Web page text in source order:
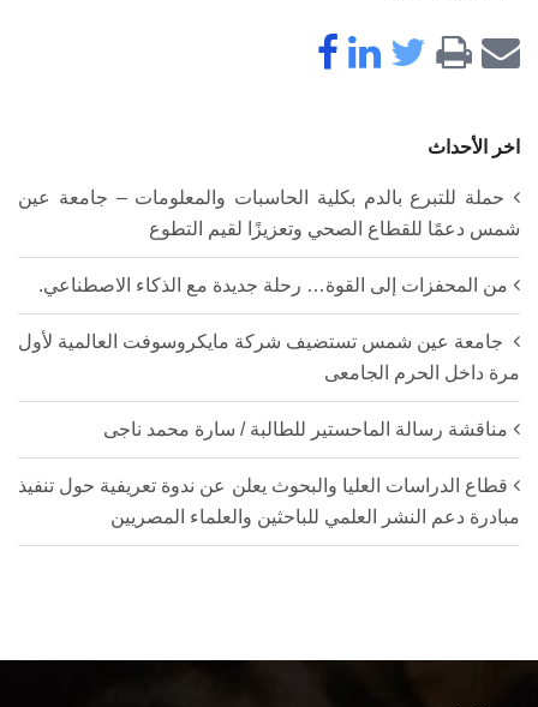
اخر الأحداث
حملة للتبرع بالدم بكلية الحاسبات والمعلومات – جامعة عين
شمس دعمًا للقطاع الصحي وتعزيزًا لقيم التطوع
من المحفزات إلى القوة… رحلة جديدة مع الذكاء الاصطناعي.
جامعة عين شمس تستضيف شركة مايكروسوفت العالمية لأول
مرة داخل الحرم الجامعى
مناقشة رسالة الماحستير للطالبة / سارة محمد ناجى
قطاع الدراسات العليا والبحوث يعلن عن ندوة تعريفية حول تنفيذ
مبادرة دعم النشر العلمي للباحثين والعلماء المصريين